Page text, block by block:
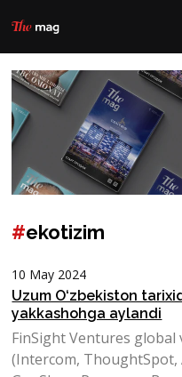
#ekotizim
10 May 2024
Uzum O‘zbekiston
yakkashohga aylandi
FinSight Ventures global
(Intercom,